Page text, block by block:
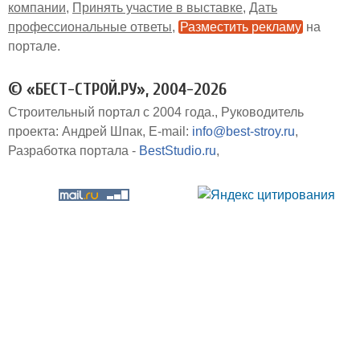
компании Принять участие в выставке Дать
профессиональные ответы
Разместить рекламу на
портале
© «БЕСТ-СТРОЙ.РУ», 2004-2026
Строительный портал с 2004 года.
Руководитель
проекта: Андрей Шпак E-mail: info@best-stroy.ru
Разработка портала - BestStudio.ru